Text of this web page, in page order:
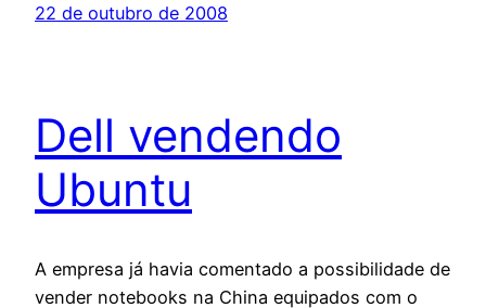
22 de outubro de 2008
Dell vendendo
Ubuntu
A empresa já havia comentado a possibilidade de
vender notebooks na China equipados com o